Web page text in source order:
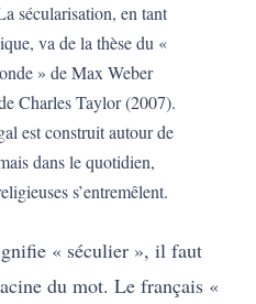
sécularisation, en tant
va de la thèse du «
» de Max Weber
Charles Taylor (2007).
est construit autour de
dans le quotidien,
s’entremêlent.
« séculier », il faut
du mot. Le français «